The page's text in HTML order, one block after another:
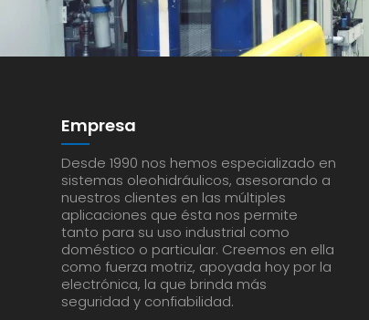
Empresa
Desde 1990 nos hemos especializado en
sistemas oleohidráulicos, asesorando a
nuestros clientes en las múltiples
aplicaciones que ésta nos permite
tanto para su uso industrial como
doméstico o particular. Creemos en ella
como fuerza motriz, apoyada hoy por la
electrónica, la que brinda más
seguridad y confiabilidad.